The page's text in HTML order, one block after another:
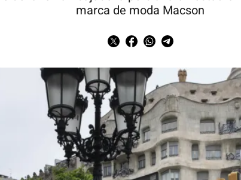
marca de moda Macson